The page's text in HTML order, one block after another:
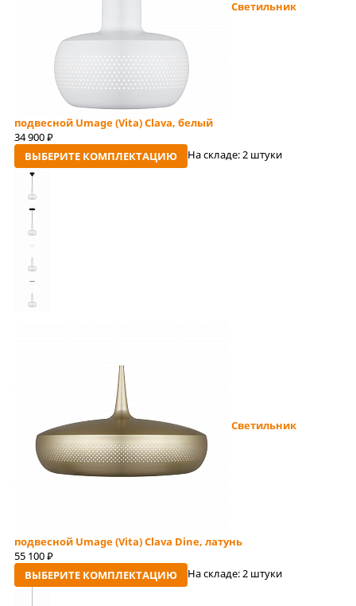
Светильник
подвесной Umage (Vita) Clava, белый
34 900 руб
ВЫБЕРИТЕ КОМПЛЕКТАЦИЮ На складе:2 штуки
Светильник
подвесной Umage (Vita) Clava Dine, латунь
55 100 руб
ВЫБЕРИТЕ КОМПЛЕКТАЦИЮ На складе:2 штуки